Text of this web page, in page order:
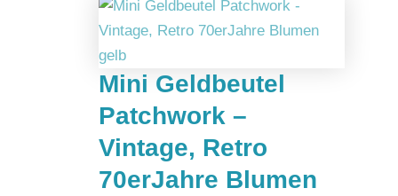
Mini Geldbeutel
Patchwork –
Vintage, Retro
70erJahre Blumen